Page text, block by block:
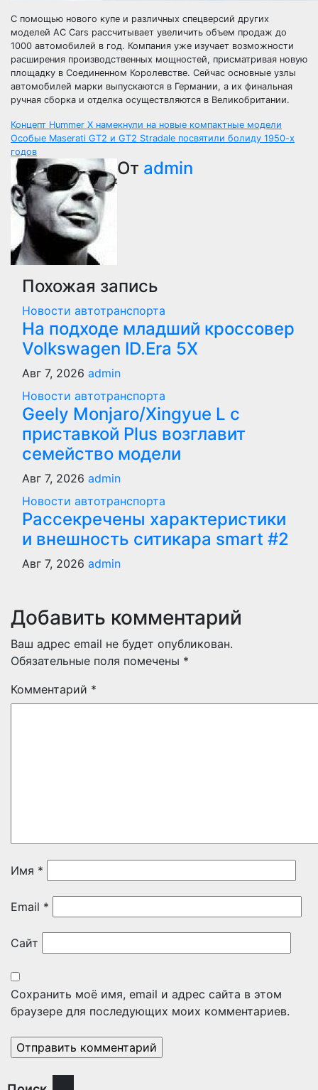
С помощью нового купе и различных спецверсий других
моделей AC Cars рассчитывает увеличить объем продаж до
1000 автомобилей в год. Компания уже изучает возможности
расширения производственных мощностей, присматривая новую
площадку в Соединенном Королевстве. Сейчас основные узлы
автомобилей марки выпускаются в Германии, а их финальная
ручная сборка и отделка осуществляются в Великобритании.
Навигация
по
записям
Концепт Hummer X намекнули на новые компактные модели
Особые Maserati GT2 и GT2 Stradale посвятили болиду 1950-х
годов
От admin
Похожая запись
Новости автотранспорта
На подходе младший кроссовер
Volkswagen ID.Era 5X
Авг 7, 2026 admin
Новости автотранспорта
Geely Monjaro/Xingyue L с
приставкой Plus возглавит
семейство модели
Авг 7, 2026 admin
Новости автотранспорта
Рассекречены характеристики
и внешность ситикара smart #2
Авг 7, 2026 admin
Добавить комментарий
Ваш адрес email не будет опубликован.
Обязательные поля помечены *
Комментарий *
Имя *
Email *
Сайт
Сохранить моё имя, email и адрес сайта в этом
браузере для последующих моих комментариев.